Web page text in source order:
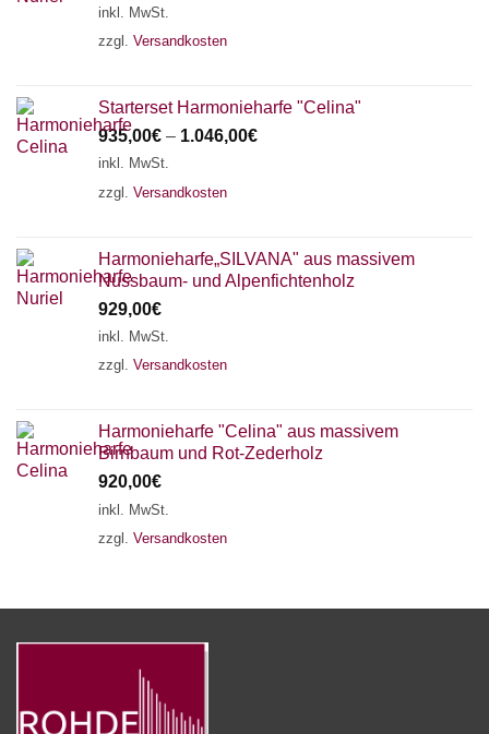
inkl. MwSt.
zzgl. Versandkosten
Starterset Harmonieharfe "Celina"
935,00€ – 1.046,00€
inkl. MwSt.
zzgl. Versandkosten
Harmonieharfe„SILVANA" aus massivem
Nussbaum- und Alpenfichtenholz
929,00€
inkl. MwSt.
zzgl. Versandkosten
Harmonieharfe "Celina" aus massivem
Birnbaum und Rot-Zederholz
920,00€
inkl. MwSt.
zzgl. Versandkosten